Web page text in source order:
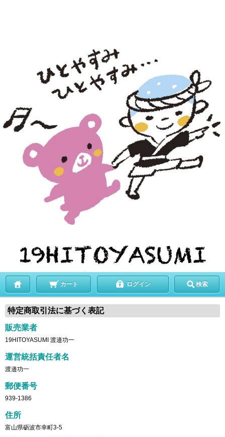
カート ログイン 検索
特定商取引法に基づく表記
販売業者
19HITOYASUMI 渡邉功一
運営統括責任者名
渡邉功一
郵便番号
939-1386
住所
富山県砺波市幸町3-5